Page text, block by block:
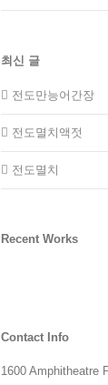
최신 글
전도만능어간장
전도멸치액젓
전도멸치
Recent Works
Contact Info
1600 Amphitheatre